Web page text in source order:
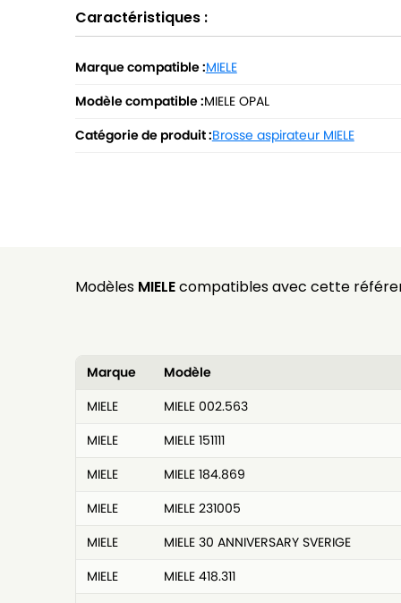
Caractéristiques :
Marque compatible :MIELE
Modèle compatible :MIELE OPAL
Catégorie de produit :Brosse aspirateur MIELE
Modèles MIELEcompatibles avec cette
Marque
Modèle
MIELE
MIELE 002.563
MIELE
MIELE 151111
MIELE
MIELE 184.869
MIELE
MIELE 231005
MIELE
MIELE 30 ANNIVERSARY SVERIGE
MIELE
MIELE 418.311